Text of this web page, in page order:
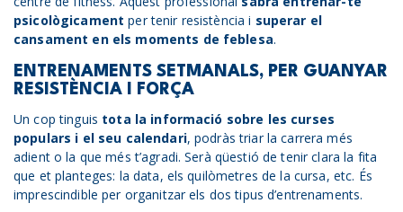
psicològicament per tenir resistència i superar el
cansament en els moments de feblesa.
ENTRENAMENTS SETMANALS, PER GUANYAR
RESISTÈNCIA I FORÇA
Un cop tinguis tota la informació sobre les curses
populars i el seu calendari, podràs triar la carrera més
adient o la que més t’agradi. Serà qüestió de tenir clara la fita
que et planteges: la data, els quilòmetres de la cursa, etc. És
imprescindible per organitzar els dos tipus d’entrenaments.